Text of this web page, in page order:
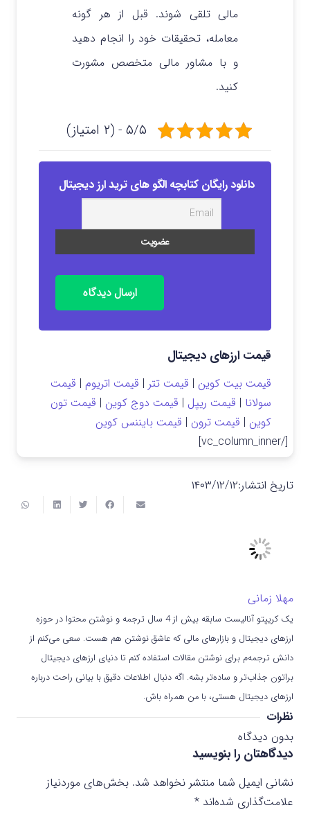
مالی تلقی شوند. قبل از هر گونه
معامله، تحقیقات خود را انجام دهید
و با مشاور مالی متخصص مشورت
کنید.
۵/۵ - (۲ امتیاز)
دانلود رایگان کتابچه الگو های ترید ارز دیجیتال
ارسال دیدگاه
قیمت ارزهای دیجیتال
قیمت بیت کوین | قیمت تتر | قیمت اتریوم | قیمت
سولانا | قیمت ریپل | قیمت دوج کوین | قیمت تون
کوین | قیمت ترون | قیمت بایننس کوین
[/vc_column_inner]
تاریخ انتشار:۱۴۰۳/۱۲/۱۲
مهلا زمانی
یک کریپتو آنالیست سابقه بیش از 4 سال ترجمه و نوشتن محتوا در حوزه
ارزهای دیجیتال و بازارهای مالی که عاشق نوشتن هم هست. سعی می‌کنم از
دانش ترجمه‌م برای نوشتن مقالات استفاده کنم تا دنیای ارزهای دیجیتال
براتون جذاب‌تر و ساده‌تر بشه. اگه دنبال اطلاعات دقیق با بیانی راحت درباره
ارزهای دیجیتال هستی، با من همراه باش.
نظرات
بدون دیدگاه
دیدگاهتان را بنویسید
نشانی ایمیل شما منتشر نخواهد شد. بخش‌های موردنیاز
علامت‌گذاری شده‌اند *